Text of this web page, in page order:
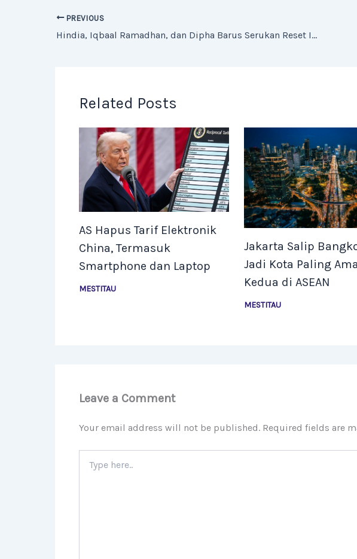
PREVIOUS
Hindia, Iqbaal Ramadhan, dan Dipha Barus Serukan Reset Indonesia di Media Sosial
Related Posts
AS Hapus Tarif Elektronik
China, Termasuk
Smartphone dan Laptop
MESTITAU
Jakarta Salip
Jadi Kota Paling
Kedua di ASEAN
MESTITAU
Leave a Comment
Your email address will not be published. Required fields are
here..